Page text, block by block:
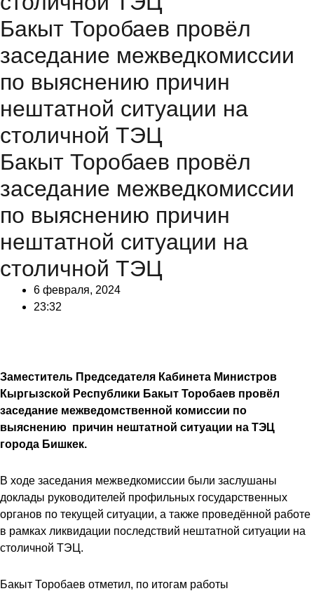
Бакыт Торобаев провёл
заседание межведкомиссии
по выяснению причин
нештатной ситуации на
столичной ТЭЦ
Бакыт Торобаев провёл
заседание межведкомиссии
по выяснению причин
нештатной ситуации на
столичной ТЭЦ
6 февраля, 2024
23:32
Заместитель Председателя Кабинета Министров
Кыргызской Республики Бакыт Торобаев провёл
заседание межведомственной комиссии по
выяснению причин нештатной ситуации на ТЭЦ
города Бишкек.
В ходе заседания межведкомиссии были заслушаны
доклады руководителей профильных государственных
органов по текущей ситуации, а также проведённой работе
в рамках ликвидации последствий нештатной ситуации на
столичной ТЭЦ.
Бакыт Торобаев отметил, по итогам работы